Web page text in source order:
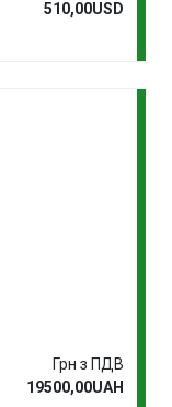
510,00USD
Грн з ПДВ
19500,00UAH